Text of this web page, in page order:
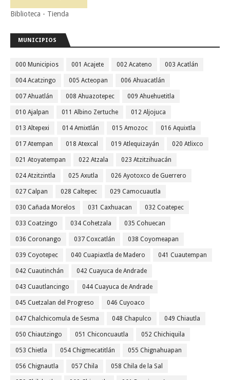
Biblioteca - Tienda
MUNICIPIOS
000 Municipios 001 Acajete 002 Acateno 003 Acatlán
004 Acatzingo 005 Acteopan 006 Ahuacatlán
007 Ahuatlán 008 Ahuazotepec 009 Ahuehuetitla
010 Ajalpan 011 Albino Zertuche 012 Aljojuca
013 Altepexi 014 Amixtlán 015 Amozoc 016 Aquixtla
017 Atempan 018 Atexcal 019 Atlequizayán 020 Atlixco
021 Atoyatempan 022 Atzala 023 Atzitzihuacán
024 Atzitzintla 025 Axutla 026 Ayotoxco de Guerrero
027 Calpan 028 Caltepec 029 Camocuautla
030 Cañada Morelos 031 Caxhuacan 032 Coatepec
033 Coatzingo 034 Cohetzala 035 Cohuecan
036 Coronango 037 Coxcatlán 038 Coyomeapan
039 Coyotepec 040 Cuapiaxtla de Madero 041 Cuautempan
042 Cuautinchán 042 Cuayuca de Andrade
043 Cuautlancingo 044 Cuayuca de Andrade
045 Cuetzalan del Progreso 046 Cuyoaco
047 Chalchicomula de Sesma 048 Chapulco 049 Chiautla
050 Chiautzingo 051 Chiconcuautla 052 Chichiquila
053 Chietla 054 Chigmecatitlán 055 Chignahuapan
056 Chignautla 057 Chila 058 Chila de la Sal